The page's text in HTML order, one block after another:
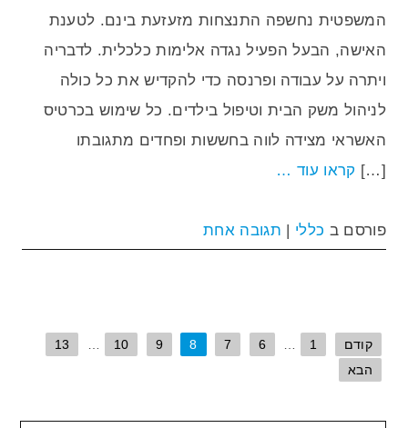
המשפטית נחשפה התנצחות מזעזעת בינם. לטענת
האישה, הבעל הפעיל נגדה אלימות כלכלית. לדבריה
ויתרה על עבודה ופרנסה כדי להקדיש את כל כולה
לניהול משק הבית וטיפול בילדים. כל שימוש בכרטיס
האשראי מצידה לווה בחששות ופחדים מתגובתו
[…] קראו עוד …
פורסם ב כללי | תגובה אחת
קודם 1
6
7
8
9
10
13
הבא